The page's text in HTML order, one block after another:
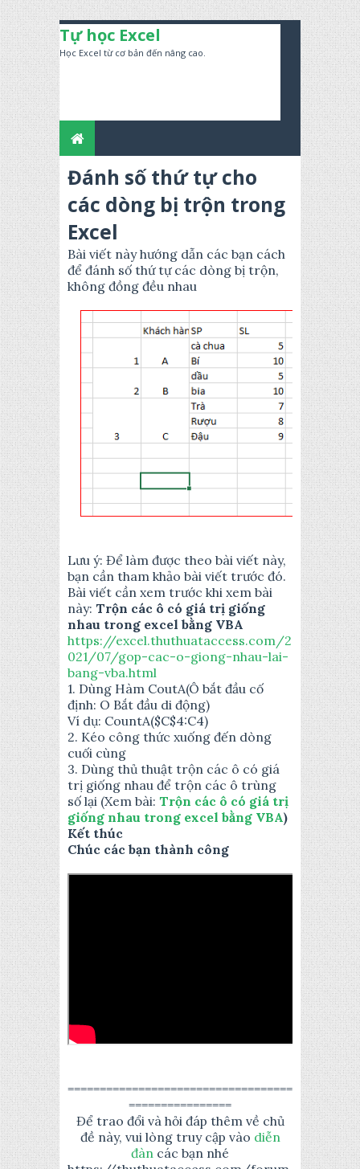
Tự học Excel
Học Excel từ cơ bản đến nâng cao.
Đánh số thứ tự cho
các dòng bị trộn trong
Excel
Bài viết này hướng dẫn các bạn cách
để đánh số thứ tự các dòng bị trộn,
không đồng đều nhau
Lưu ý: Để làm được theo bài viết này,
bạn cần tham khảo bài viết trước đó.
Bài viết cần xem trước khi xem bài
này: Trộn các ô có giá trị giống
nhau trong excel bằng VBA
https://excel.thuthuataccess.com/2
021/07/gop-cac-o-giong-nhau-lai-
bang-vba.html
1. Dùng Hàm CoutA(Ô bắt đầu cố
định: O Bắt đầu di động)
Ví dụ: CountA($C$4:C4)
2. Kéo công thức xuống đến dòng
cuối cùng
3. Dùng thủ thuật trộn các ô có giá
trị giống nhau để trộn các ô trùng
số lại (Xem bài: Trộn các ô có giá trị
giống nhau trong excel bằng VBA)
Kết thúc
Chúc các bạn thành công
===================================
================
Để trao đổi và hỏi đáp thêm về chủ
đề này, vui lòng truy cập vào diễn
đàn các bạn nhé